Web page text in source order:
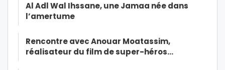
Al Adl Wal Ihssane, une Jamaa née dans
l’amertume
Rencontre avec Anouar Moatassim,
réalisateur du film de super-héros…